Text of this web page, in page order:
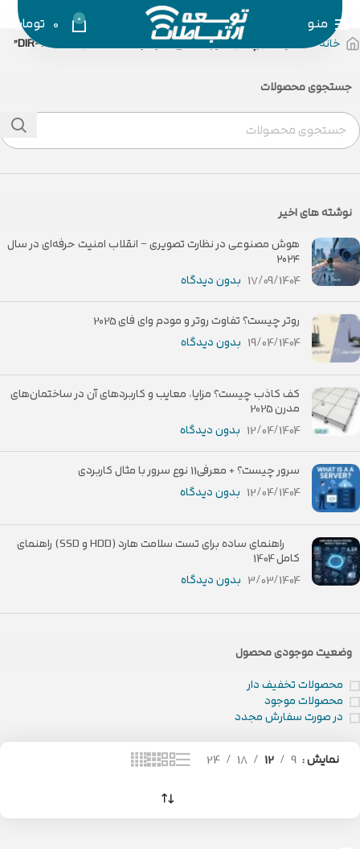
منو 0
0 تومان
خانه محصولات برچسب خورده “خرید مودم D-Link مدل DIR-X3000Z”
جستجوی محصولات
نوشته های اخیر
هوش مصنوعی در نظارت تصویری – انقلاب امنیت حرفه‌ای در سال
۲۰۲۴
17/09/1404 بدون دیدگاه
روتر چیست؟ تفاوت روتر و مودم وای فای 2025
19/04/1404 بدون دیدگاه
کف کاذب چیست؟ مزایا، معایب و کاربردهای آن در ساختمان‌های
مدرن 2025
12/04/1404 بدون دیدگاه
سرور چیست؟ + معرفی11 نوع سرور با مثال کاربردی
12/04/1404 بدون دیدگاه
راهنمای ساده برای تست سلامت هارد (HDD و SSD) راهنمای
کامل 1404
3/03/1404 بدون دیدگاه
وضعیت موجودی محصول
محصولات تخفیف دار
محصولات موجود
در صورت سفارش مجدد
نمایش 9
12
18
24